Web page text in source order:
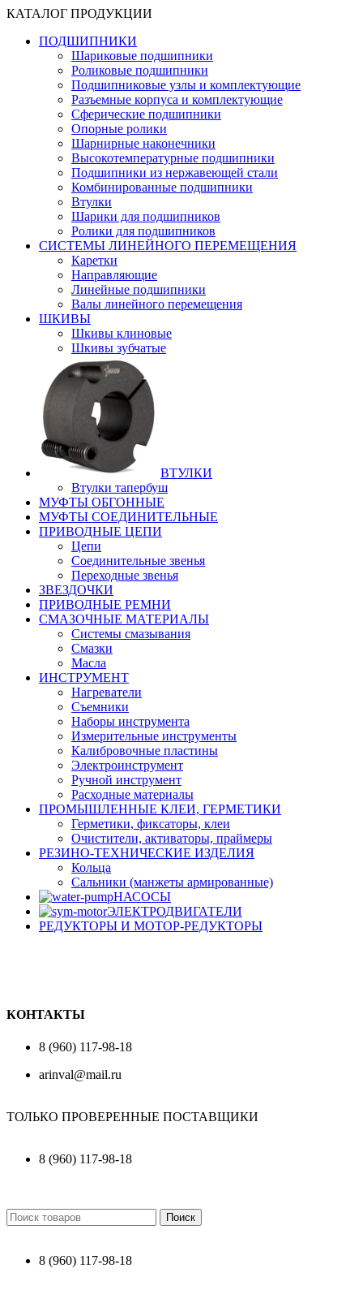
КАТАЛОГ ПРОДУКЦИИ
ПОДШИПНИКИ
Шариковые подшипники
Роликовые подшипники
Подшипниковые узлы и комплектующие
Разъемные корпуса и комплектующие
Сферические подшипники
Опорные ролики
Шарнирные наконечники
Высокотемпературные подшипники
Подшипники из нержавеющей стали
Комбинированные подшипники
Втулки
Шарики для подшипников
Ролики для подшипников
СИСТЕМЫ ЛИНЕЙНОГО ПЕРЕМЕЩЕНИЯ
Каретки
Направляющие
Линейные подшипники
Валы линейного перемещения
ШКИВЫ
Шкивы клиновые
Шкивы зубчатые
ВТУЛКИ
Втулки тапербуш
МУФТЫ ОБГОННЫЕ
МУФТЫ СОЕДИНИТЕЛЬНЫЕ
ПРИВОДНЫЕ ЦЕПИ
Цепи
Соединительные звенья
Переходные звенья
ЗВЕЗДОЧКИ
ПРИВОДНЫЕ РЕМНИ
СМАЗОЧНЫЕ МАТЕРИАЛЫ
Системы смазывания
Смазки
Масла
ИНСТРУМЕНТ
Нагреватели
Съемники
Наборы инструмента
Измерительные инструменты
Калибровочные пластины
Электроинструмент
Ручной инструмент
Расходные материалы
ПРОМЫШЛЕННЫЕ КЛЕИ, ГЕРМЕТИКИ
Герметики, фиксаторы, клеи
Очистители, активаторы, праймеры
РЕЗИНО-ТЕХНИЧЕСКИЕ ИЗДЕЛИЯ
Кольца
Сальники (манжеты армированные)
НАСОСЫ
ЭЛЕКТРОДВИГАТЕЛИ
РЕДУКТОРЫ И МОТОР-РЕДУКТОРЫ
КОНТАКТЫ
8 (960) 117-98-18
arinval@mail.ru
ТОЛЬКО ПРОВЕРЕННЫЕ ПОСТАВЩИКИ
8 (960) 117-98-18
Поиск
8 (960) 117-98-18